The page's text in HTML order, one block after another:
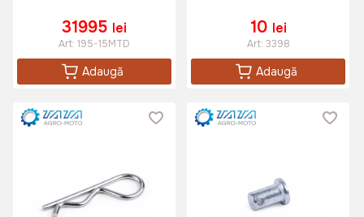
31995 lei
Art: 195-15MTD
Adaugă
10 lei
Art: 3398
Adaugă